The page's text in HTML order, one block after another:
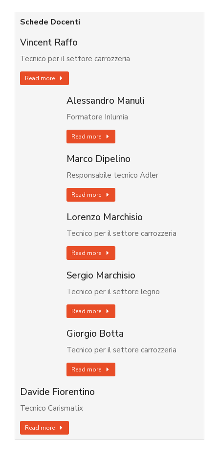
Schede Docenti
Vincent Raffo
Tecnico per il settore carrozzeria
Read more
Alessandro Manuli
Formatore Inlumia
Read more
Marco Dipelino
Responsabile tecnico Adler
Read more
Lorenzo Marchisio
Tecnico per il settore carrozzeria
Read more
Sergio Marchisio
Tecnico per il settore legno
Read more
Giorgio Botta
Tecnico per il settore carrozzeria
Read more
Davide Fiorentino
Tecnico Carismatix
Read more